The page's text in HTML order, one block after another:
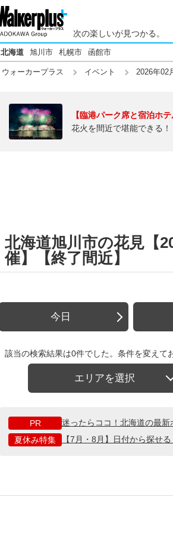
次の楽しいが見つかる。
北海道 旭川市 札幌市 函館市
ウォーカープラス イベント 2026年02
【臨港パーク席と宿泊ホ
花火を間近で堪能できる
北海道旭川市の花見【
催】【終了間近】
今日
該当の検索結果は0件でした。条件を変えて
エリアを選択
PR
迷ったらココ！北海道の最
夏休み特集
【7月・8月】日付から探せ